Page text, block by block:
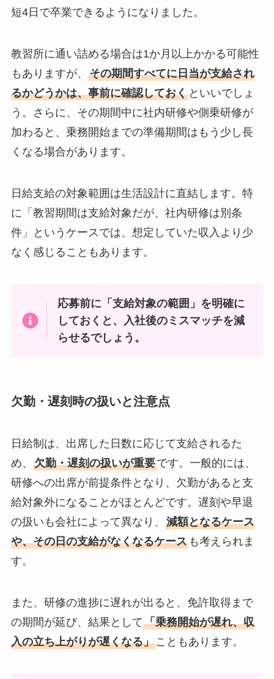
短4日で卒業できるようになりました。
教習所に通い詰める場合は1か月以上かかる可能性
もありますが、 その期間すべてに日当が支給され
るかどうかは、事前に確認しておくといいでしょ
う。さらに、その期間中に社内研修や側乗研修が
加わると、乗務開始までの準備期間はもう少し長
くなる場合があります。
日給支給の対象範囲は生活設計に直結します。特
に「教習期間は支給対象だが、社内研修は別条
件」というケースでは、想定していた収入より少
なく感じることもあります。
応募前に「支給対象の範囲」を明確に
しておくと、入社後のミスマッチを減
らせるでしょう。
欠勤・遅刻時の扱いと注意点
日給制は、出席した日数に応じて支給されるた
め、 欠勤・遅刻の扱いが重要です。一般的には、
研修への出席が前提条件となり、欠勤があると支
給対象外になることがほとんどです。遅刻や早退
の扱いも会社によって異なり、 減額となるケース
や、その日の支給がなくなるケースも考えられま
す。
また、研修の進捗に遅れが出ると、免許取得まで
の期間が延び、結果として「乗務開始が遅れ、収
入の立ち上がりが遅くなる」こともあります。